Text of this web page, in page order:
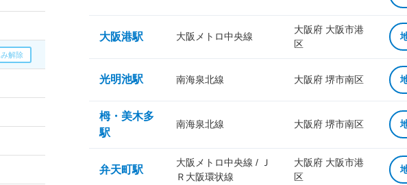
大阪港駅 大阪メトロ中央線
大阪府 大阪市港
区
光明池駅 南海泉北線 大阪府 堺市南区
栂・美木多
駅
南海泉北線 大阪府 堺市南区
弁天町駅
大阪メトロ中央線 / Ｊ
Ｒ大阪環状線
大阪府 大阪市港
区